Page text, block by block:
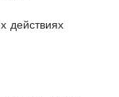
действиях